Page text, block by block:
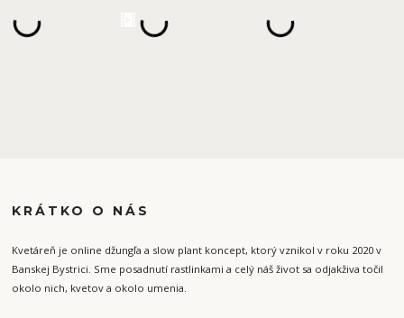
KRÁTKO O NÁS
Kvetáreň je online džungľa a slow plant koncept, ktorý vznikol v roku 2020 v
Banskej Bystrici. Sme posadnutí rastlinkami a celý náš život sa odjakživa točil
okolo nich, kvetov a okolo umenia.